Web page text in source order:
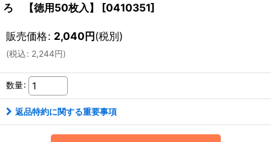
ろ 【徳用50枚入】
[0410351]
販売価格: 2,040円(税別)
(税込: 2,244円)
数量:
返品特約に関する重要事項